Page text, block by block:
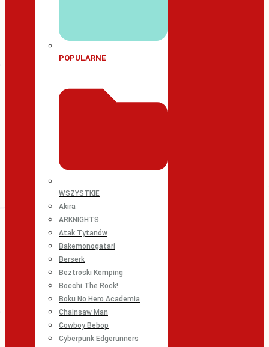
POPULARNE
WSZYSTKIE
Akira
ARKNIGHTS
Atak Tytanów
Bakemonogatari
Berserk
Beztroski Kemping
Bocchi The Rock!
Boku No Hero Academia
Chainsaw Man
Cowboy Bebop
Cyberpunk Edgerunners